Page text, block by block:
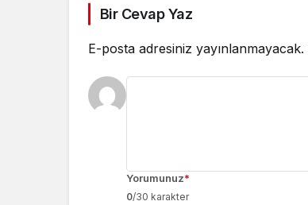
Bir Cevap Yaz
E-posta adresiniz yayınlanmayacak.
Yorumunuz*
0/30 karakter